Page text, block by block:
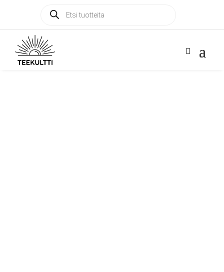
Products
search
Products
search